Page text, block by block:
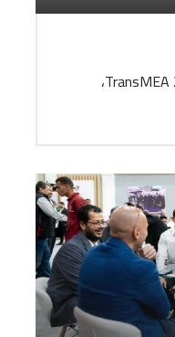
في إطار فعاليات معرض TransMEA 2025،